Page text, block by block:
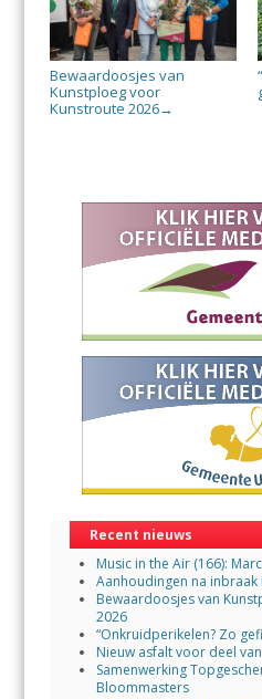
Bewaardoosjes van
Kunstploeg voor
Kunstroute 2026→
Recent nieuws
Music in the Air (166):
Aanhoudingen na
Bewaardoosjes van
2026
“Onkruidperikelen? Zo
Nieuw asfalt voor deel
Samenwerking
Bloommasters